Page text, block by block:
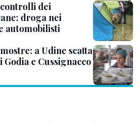
controlli dei
droga nei
automobilisti
a Udine scatta
e Cussignacco